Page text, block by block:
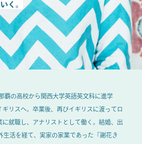
く。
覇の高校から関西大学英語英文科に進学
ギリスへ。卒業後、再びイギリスに渡ってロ
に就職し、アナリストとして働く。結婚、出
生活を経て、実家の家業であった「謝花き